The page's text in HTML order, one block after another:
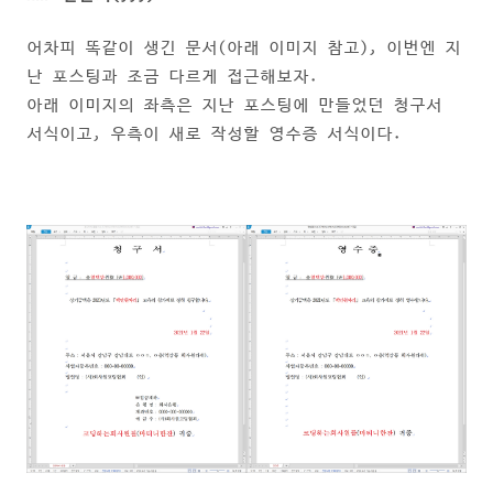
어차피 똑같이 생긴 문서(아래 이미지 참고), 이번엔 지
난 포스팅과 조금 다르게 접근해보자.
아래 이미지의 좌측은 지난 포스팅에 만들었던 청구서
서식이고, 우측이 새로 작성할 영수증 서식이다.